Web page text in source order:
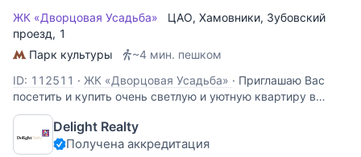
ЖК «Дворцовая Усадьба» ЦАО, Хамовники, Зубовский
проезд, 1
Парк культуры
~4 мин. пешком
ID: 112511 · ЖК «Дворцовая Усадьба» · Приглашаю Вас
посетить и купить очень светлую и уютную квартиру в
клубном доме общей площадью 167 кв.м. Благодаря
высоким потолкам в квартире много воздуха, простора и
света. Функциональное планировочное решение: кухня-
Delight Realty
Получена аккредитация